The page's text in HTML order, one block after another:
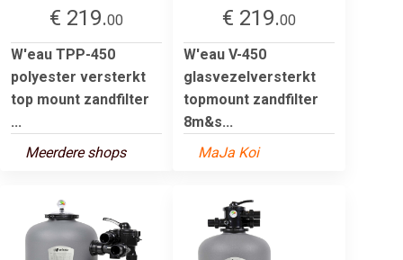
€ 219.00
W'eau TPP-450
polyester versterkt
top mount zandfilter
...
Meerdere shops
€ 219.00
W'eau V-450
glasvezelversterkt
topmount zandfilter
8m&s...
MaJa Koi